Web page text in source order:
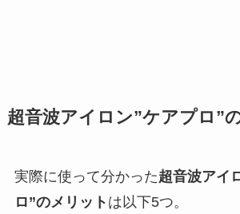
超音波アイロン”ケアプロ”
実際に使って分かった超音波アイ
ロ”のメリット は以下5つ。